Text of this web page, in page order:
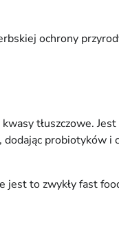
ochrony
tłuszczowe.
probiotyków i
jest to zwykły fast